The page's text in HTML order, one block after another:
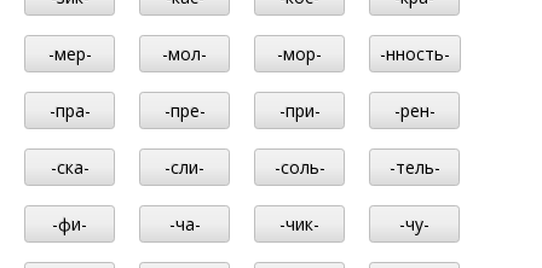
-мер- -мол- -мор- -нность-
-пра- -пре- -при- -рен-
-ска- -сли- -соль- -тель-
-фи- -ча- -чик- -чу-